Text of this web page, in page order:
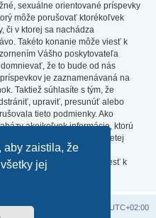
aby zaistila, že
jej
sexuálne orientované príspevky
môže porušovať ktorékoľvek
či v ktorej sa nachádza
Takéto konanie môže viesť k
Vášho poskytovateľa
že to bude od nás
je zaznamenávaná na
Taktiež súhlasíte s tým, že
upraviť, presunúť alebo
tieto podmienky. Ako
akejkoľvek informácie, ktorú
poskytnutá žiadnej tretej
ani phpBB nenesú
(hacking), ktorý môže viesť k
UTC+02:00